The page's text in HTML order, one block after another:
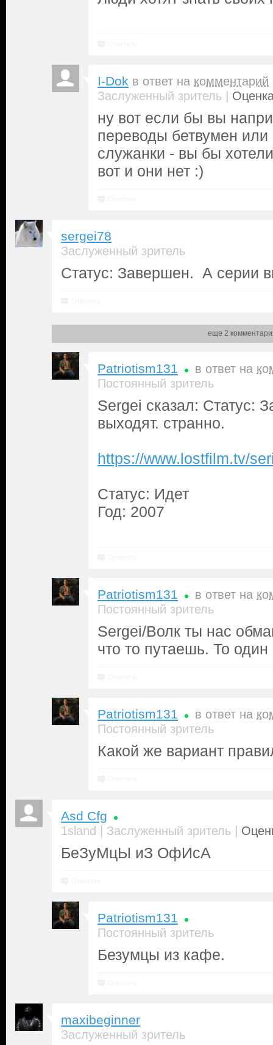
I-Dok в ответ на комментарий
Заслуженный зритель |
ну вот если бы вы
переводы бетвумен или
служанки - вы бы
вот и они нет :)
sergei78
Заслуженный зритель
Статус: Завершен. А серии
еще 2
Patriotism131 в ответ на
Постоянный зритель
Sergei сказал: Статус:
выходят. странно.
https://www.lostfilm.tv/
Статус: Идет
Год: 2007
Patriotism131 в ответ на
Постоянный зритель
Sergei/Волк ты нас
что то путаешь. То один
Patriotism131 в ответ на
Постоянный зритель
Какой же вариант
Asd Cfg
1sland | Заслуженный зритель |
БеЗуМцЫ иЗ ОфИсА
Patriotism131
Постоянный зритель
Безумцы из кафе.
maxibeginner
Заслуженный зритель